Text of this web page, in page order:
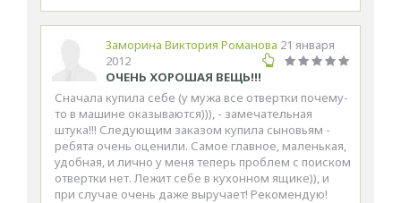
Заморина Виктория Романова 21 января
2012
ОЧЕНЬ ХОРОШАЯ ВЕЩЬ!!!
Сначала купила себе (у мужа все отвертки почему-
то в машине оказываются))), - замечательная
штука!!! Следующим заказом купила сыновьям -
ребята очень оценили. Самое главное, маленькая,
удобная, и лично у меня теперь проблем с поиском
отвертки нет. Лежит себе в кухонном ящике)), и
при случае очень даже выручает! Рекомендую!